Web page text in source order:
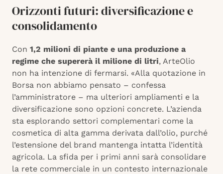
Orizzonti futuri: diversificazione e
consolidamento
Con 1,2 milioni di piante e una produzione a
regime che supererà il milione di litri, ArteOlio
non ha intenzione di fermarsi. «Alla quotazione in
Borsa non abbiamo pensato – confessa
l’amministratore – ma ulteriori ampliamenti e la
diversificazione sono opzioni concrete. L’azienda
sta esplorando settori complementari come la
cosmetica di alta gamma derivata dall’olio, purché
l’estensione del brand mantenga intatta l’identità
agricola. La sfida per i primi anni sarà consolidare
la rete commerciale in un contesto internazionale